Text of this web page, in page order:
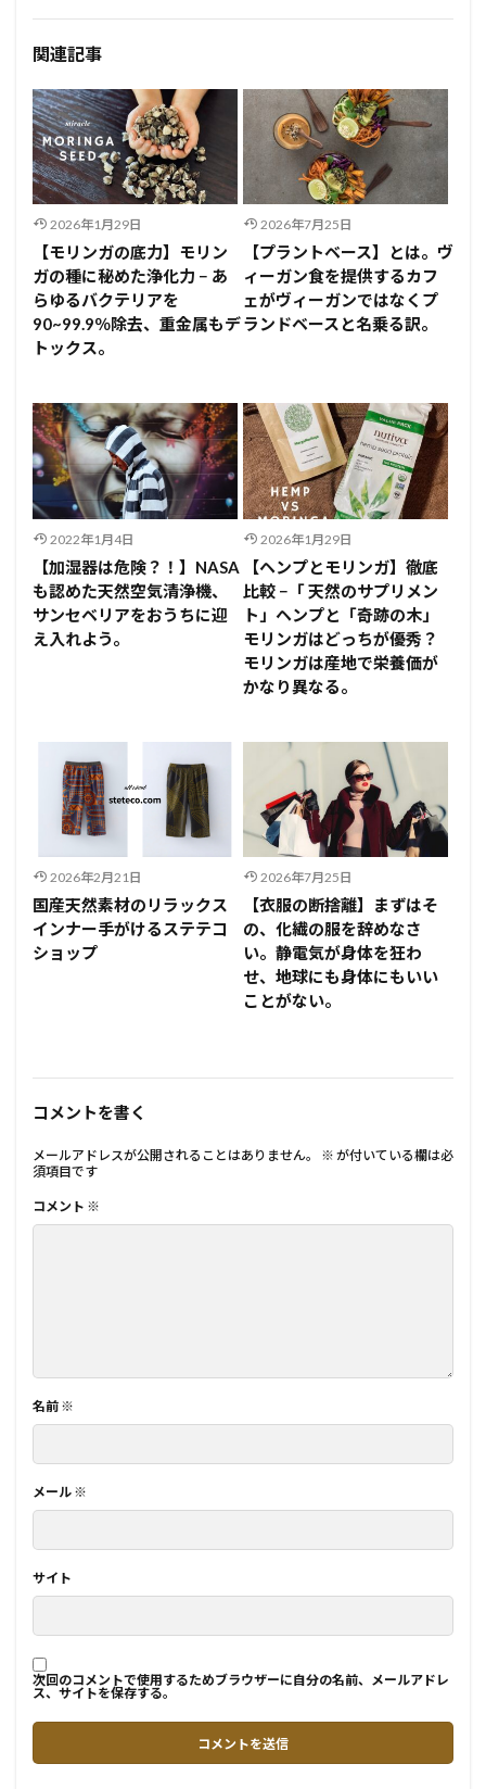
関連記事
2026年1月29日
【モリンガの底力】モリン
ガの種に秘めた浄化力 − あ
らゆるバクテリアを
90~99.9％除去、重金属もデ
トックス。
2026年7月25日
【プラントベース】とは。ヴ
ィーガン食を提供するカフ
ェがヴィーガンではなくプ
ランドベースと名乗る訳。
2022年1月4日
【加湿器は危険？！】NASA
も認めた天然空気清浄機、
サンセベリアをおうちに迎
え入れよう。
2026年1月29日
【ヘンプとモリンガ】徹底
比較 −「 天然のサプリメン
ト」ヘンプと「奇跡の木」
モリンガはどっちが優秀？
モリンガは産地で栄養価が
かなり異なる。
2026年2月21日
国産天然素材のリラックス
インナー手がけるステテコ
ショップ
2026年7月25日
【衣服の断捨離】まずはそ
の、化繊の服を辞めなさ
い。静電気が身体を狂わ
せ、地球にも身体にもいい
ことがない。
コメントを書く
メールアドレスが公開されることはありません。 ※ が付いている欄は必
須項目です
コメント ※
名前 ※
メール ※
サイト
次回のコメントで使用するためブラウザーに自分の名前、メールアドレ
ス、サイトを保存する。